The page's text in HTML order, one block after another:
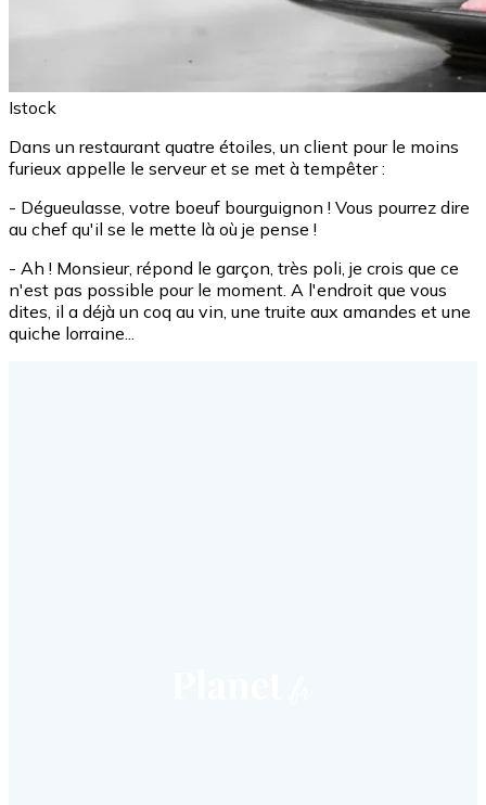
Istock
Dans un restaurant quatre étoiles, un client pour le moins
furieux appelle le serveur et se met à tempêter :
- Dégueulasse, votre boeuf bourguignon ! Vous pourrez dire
au chef qu'il se le mette là où je pense !
- Ah ! Monsieur, répond le garçon, très poli, je crois que ce
n'est pas possible pour le moment. A l'endroit que vous
dites, il a déjà un coq au vin, une truite aux amandes et une
quiche lorraine...